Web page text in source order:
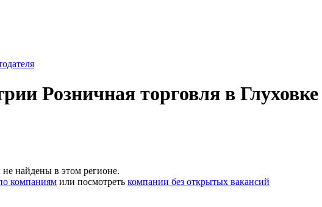
Розничная торговля в
найдены в этом регионе.
компаниям или посмотреть компании без открытых вакансий